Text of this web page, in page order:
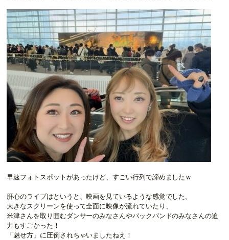
早速フォトスポットがあったけど、すごい行列で諦めましたｗ
肝心のライブはというと、映画を見ているような感覚でした。
大きなスクリーンを使って全面に映像が流れていたり、
米津さんを取り囲むダンサーのみなさんやバックバンドのみなさんの迫
力もすごかった！
「魅せ方」に圧倒されちゃいましたねえ！